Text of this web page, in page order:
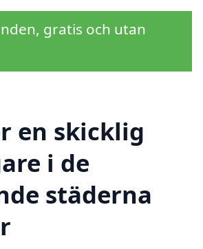
gratis och utan
en skicklig
i de
städerna